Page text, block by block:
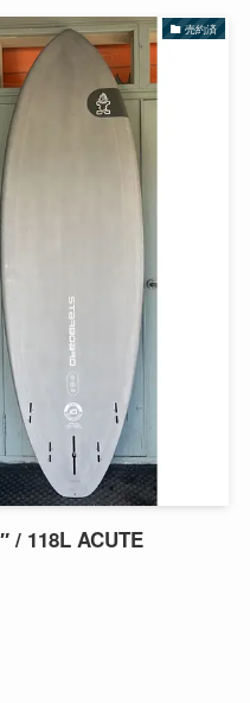
売約済
/ 118L ACUTE